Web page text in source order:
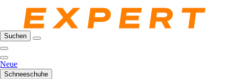
Suchen
Neue
Schneeschuhe